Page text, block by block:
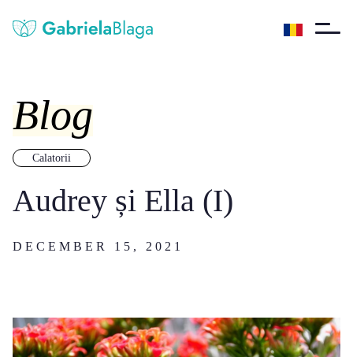
Blog
Calatorii
Audrey și Ella (I)
DECEMBER 15, 2021